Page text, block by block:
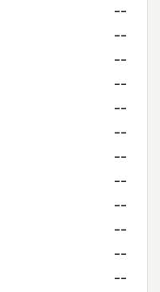
--
--
--
--
--
--
--
--
--
--
--
--